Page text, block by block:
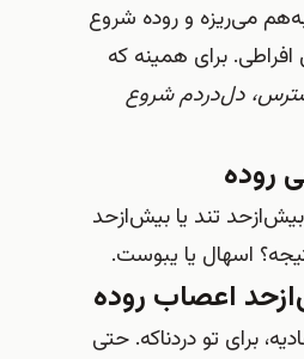
و روده شروع
برای همینه که
شروع
تند یا بیش‌ازحد
یا یبوست.
روده
تو دردناکه. حتی